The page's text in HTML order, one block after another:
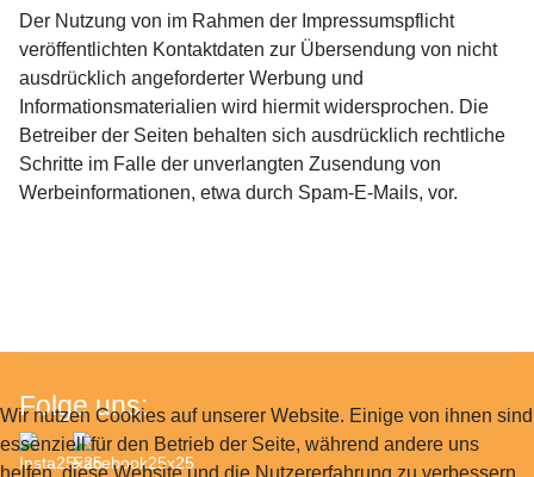
Der Nutzung von im Rahmen der Impressumspflicht
veröffentlichten Kontaktdaten zur Übersendung von nicht
ausdrücklich angeforderter Werbung und
Informationsmaterialien wird hiermit widersprochen. Die
Betreiber der Seiten behalten sich ausdrücklich rechtliche
Schritte im Falle der unverlangten Zusendung von
Werbeinformationen, etwa durch Spam-E-Mails, vor.
Folge uns:
Wir nutzen Cookies auf unserer Website. Einige von ihnen sind
essenziell für den Betrieb der Seite, während andere uns
helfen, diese Website und die Nutzererfahrung zu verbessern